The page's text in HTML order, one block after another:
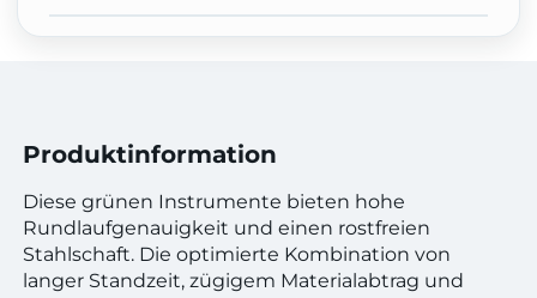
Produktinformation
Diese grünen Instrumente bieten hohe
Rundlaufgenauigkeit und einen rostfreien
Stahlschaft. Die optimierte Kombination von
langer Standzeit, zügigem Materialabtrag und